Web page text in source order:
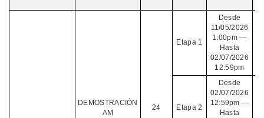
DEMOSTRACIÓN
AM
24
Etapa 1
Desde
11/05/2026
1:00pm —
Hasta
02/07/2026
12:59pm
Etapa 2
Desde
02/07/2026
12:59pm —
Hasta